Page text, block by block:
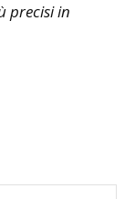
precisi in